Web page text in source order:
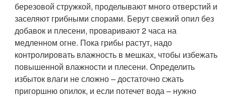
березовой стружкой, проделывают много отверстий и
заселяют грибными спорами. Берут свежий опил без
добавок и плесени, проваривают 2 часа на
медленном огне. Пока грибы растут, надо
контролировать влажность в мешках, чтобы избежать
повышенной влажности и плесени. Определить
избыток влаги не сложно – достаточно сжать
пригоршню опилок, и если потечет вода – нужно